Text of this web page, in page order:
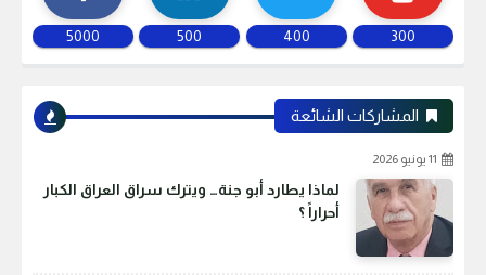
300
400
500
5000
المشاركات الشائعة
11 يونيو 2026
لماذا يطارد أبو جنة… ويترك سراق العراق الكبار
أحراراً ؟